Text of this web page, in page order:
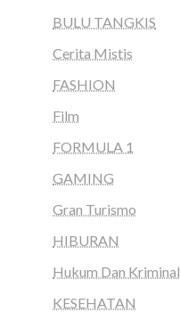
BULU TANGKIS
Cerita Mistis
FASHION
Film
FORMULA 1
GAMING
Gran Turismo
HIBURAN
Hukum Dan Kriminal
KESEHATAN